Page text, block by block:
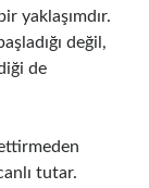
yaklaşımdır.
değil,
de
tutar.